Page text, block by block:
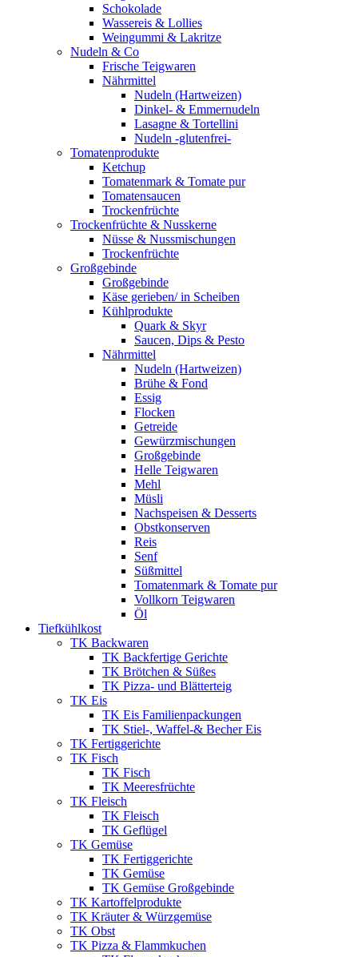
Schokolade
Wassereis & Lollies
Weingummi & Lakritze
Nudeln & Co
Frische Teigwaren
Nährmittel
Nudeln (Hartweizen)
Dinkel- & Emmernudeln
Lasagne & Tortellini
Nudeln -glutenfrei-
Tomatenprodukte
Ketchup
Tomatenmark & Tomate pur
Tomatensaucen
Trockenfrüchte
Trockenfrüchte & Nusskerne
Nüsse & Nussmischungen
Trockenfrüchte
Großgebinde
Großgebinde
Käse gerieben/ in Scheiben
Kühlprodukte
Quark & Skyr
Saucen, Dips & Pesto
Nährmittel
Nudeln (Hartweizen)
Brühe & Fond
Essig
Flocken
Getreide
Gewürzmischungen
Großgebinde
Helle Teigwaren
Mehl
Müsli
Nachspeisen & Desserts
Obstkonserven
Reis
Senf
Süßmittel
Tomatenmark & Tomate pur
Vollkorn Teigwaren
Öl
Tiefkühlkost
TK Backwaren
TK Backfertige Gerichte
TK Brötchen & Süßes
TK Pizza- und Blätterteig
TK Eis
TK Eis Familienpackungen
TK Stiel-, Waffel-& Becher Eis
TK Fertiggerichte
TK Fisch
TK Fisch
TK Meeresfrüchte
TK Fleisch
TK Fleisch
TK Geflügel
TK Gemüse
TK Fertiggerichte
TK Gemüse
TK Gemüse Großgebinde
TK Kartoffelprodukte
TK Kräuter & Würzgemüse
TK Obst
TK Pizza & Flammkuchen